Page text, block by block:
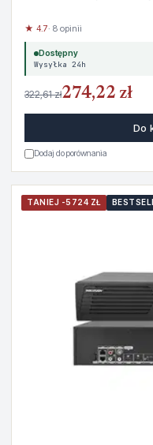
★ 4.7· 8 opinii
Dostępny
Wysyłka 24h
322,61 zł274,22 zł
Do
Dodaj do porównania
TANIEJ -5724 ZŁ